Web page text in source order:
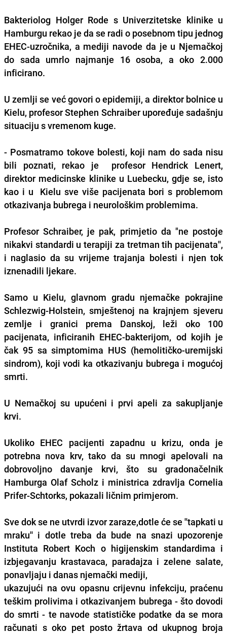
Bakteriolog Holger Rode s Univerzitetske klinike u
Hamburgu rekao je da se radi o posebnom tipu jednog
EHEC-uzročnika, a mediji navode da je u Njemačkoj
do sada umrlo najmanje 16 osoba, a oko 2.000
inficirano.
U zemlji se već govori o epidemiji, a direktor bolnice u
Kielu, profesor Stephen Schraiber upoređuje sadašnju
situaciju s vremenom kuge.
- Posmatramo tokove bolesti, koji nam do sada nisu
bili poznati, rekao je profesor Hendrick Lenert,
direktor medicinske klinike u Luebecku, gdje se, isto
kao i u Kielu sve više pacijenata bori s problemom
otkazivanja bubrega i neurološkim problemima.
Profesor Schraiber, je pak, primjetio da "ne postoje
nikakvi standardi u terapiji za tretman tih pacijenata'',
i naglasio da su vrijeme trajanja bolesti i njen tok
iznenadili ljekare.
Samo u Kielu, glavnom gradu njemačke pokrajine
Schlezwig-Holstein, smještenoj na krajnjem sjeveru
zemlje i granici prema Danskoj, leži oko 100
pacijenata, inficiranih EHEC-bakterijom, od kojih je
čak 95 sa simptomima HUS (hemolitičko-uremijski
sindrom), koji vodi ka otkazivanju bubrega i mogućoj
smrti.
U Nemačkoj su upućeni i prvi apeli za sakupljanje
krvi.
Ukoliko EHEC pacijenti zapadnu u krizu, onda je
potrebna nova krv, tako da su mnogi apelovali na
dobrovoljno davanje krvi, što su gradonačelnik
Hamburga Olaf Scholz i ministrica zdravlja Cornelia
Prifer-Schtorks, pokazali ličnim primjerom.
Sve dok se ne utvrdi izvor zaraze,dotle će se ''tapkati u
mraku'' i dotle treba da bude na snazi upozorenje
Instituta Robert Koch o higijenskim standardima i
izbjegavanju krastavaca, paradajza i zelene salate,
ponavljaju i danas njemački mediji,
ukazujući na ovu opasnu crijevnu infekciju, praćenu
teškim prolivima i otkazivanjem bubrega - što dovodi
do smrti - te navode statističke podatke da se mora
računati s oko pet posto žrtava od ukupnog broja